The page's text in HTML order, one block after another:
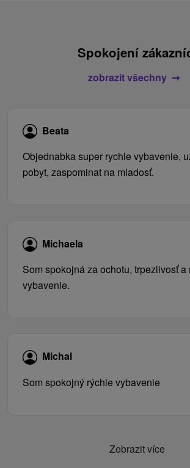
Spokojení
zobrazit všechny
Beata
Objednabka super rychle vybavenie,
pobyt, zaspominat na mladosť.
Michaela
Som spokojná za ochotu, trpezlivosť a
vybavenie.
Michal
Som spokojný rýchle vybavenie
Zobrazit více